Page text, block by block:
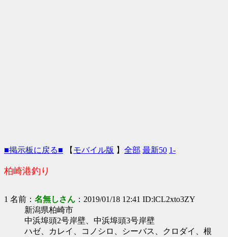
■掲示板に戻る■ 【 モバイル版 】 全部 最新50 1-
柏崎港釣り
1 名前： 名無しさん ：2019/01/18 12:41 ID:lCL2xto3ZY
新潟県柏崎市
中浜埠頭2号岸壁、中浜埠頭3号岸壁
ハゼ、カレイ、コノシロ、シーバス、クロダイ、根